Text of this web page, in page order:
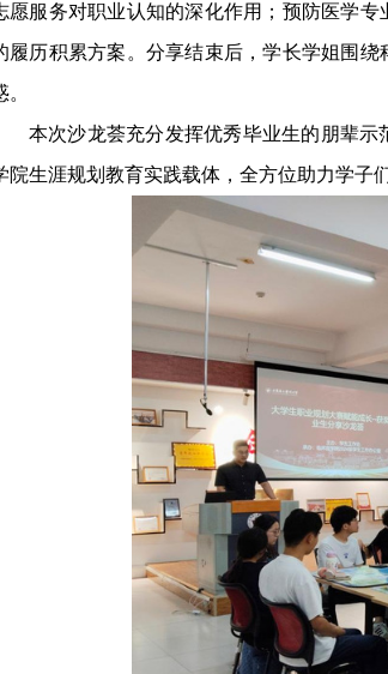
愿服务对职业认知的深化作用 ；预防医学专
履历积累方案。 分享结束后，学长学姐围
。
本次沙龙荟充分发挥优秀毕业生的朋辈示
院生涯规划教育实践载体，全方位助力学子